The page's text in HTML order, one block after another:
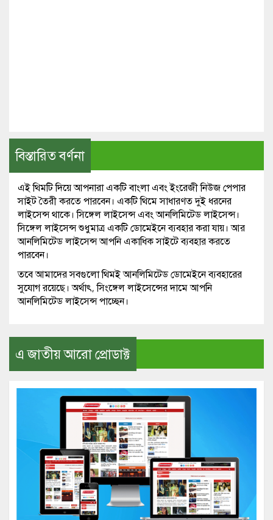
বিস্তারিত বর্ণনা
এই থিমটি দিয়ে আপনারা একটি বাংলা এবং ইংরেজী নিউজ পেপার
সাইট তৈরী করতে পারবেন। একটি থিমে সাধারণত দুই ধরনের
লাইসেন্স থাকে। সিঙ্গেল লাইসেন্স এবং আনলিমিটেড লাইসেন্স।
সিঙ্গেল লাইসেন্স শুধুমাত্র একটি ডোমেইনে ব্যবহার করা যায়। আর
আনলিমিটেড লাইসেন্স আপনি একাধিক সাইটে ব্যবহার করতে
পারবেন।
তবে আমাদের সবগুলো থিমই আনলিমিটেড ডোমেইনে ব্যবহারের
সুযোগ রয়েছে। অর্থাৎ, সিংঙ্গেল লাইসেন্সের দামে আপনি
আনলিমিটেড লাইসেন্স পাচ্ছেন।
এ জাতীয় আরো প্রোডাক্ট